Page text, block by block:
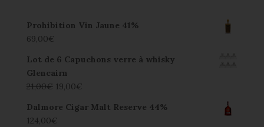
Prohibition Vin Jaune 41%
69,00€
Lot de 6 Capuchons verre à whisky
Glencairn
21,00€ 19,00€
Dalmore Cigar Malt Reserve 44%
124,00€